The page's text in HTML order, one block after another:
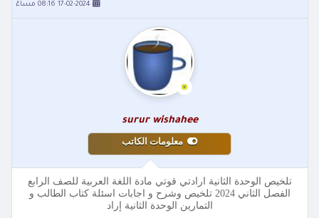
17-02-2024 08:16 مساءً
surur wishahee
معلومات الكاتب
تلخيص الوحدة الثانية ارادتي قوتي مادة اللغة العربية للصف الرابع
الفصل الثاني 2024 تلخيص وشرح و اجابات اسئلة كتاب الطالب و
التمارين الوحدة الثانية إراد